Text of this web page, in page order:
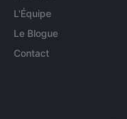
L'Équipe
Le Blogue
Contact